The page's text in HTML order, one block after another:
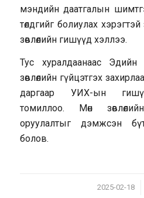
мэндийн даатгалын
төлдгийг болиулах
зөвлөлийн гишүүд хэллээ.
Тус хуралдаанаас Эдийн
зөвлөлийн гүйцэтгэх
даргаар УИХ-ын
томиллоо. Мөн
оруулалтыг дэмжсэн
болов.
2025-02-18
/